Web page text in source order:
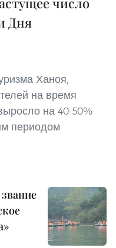
Дня
Ханоя,
на время
на 40-50%
периодом